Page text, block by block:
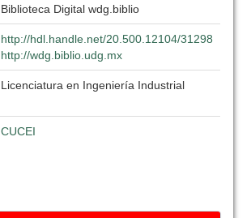
Biblioteca Digital wdg.biblio
http://hdl.handle.net/20.500.12104/31298
http://wdg.biblio.udg.mx
Licenciatura en Ingeniería Industrial
CUCEI